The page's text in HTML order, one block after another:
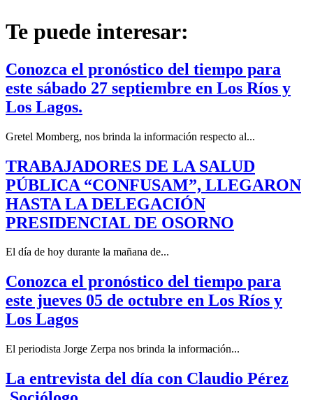
Te puede interesar:
Conozca el pronóstico del tiempo para
este sábado 27 septiembre en Los Ríos y
Los Lagos.
Gretel Momberg, nos brinda la información respecto al...
TRABAJADORES DE LA SALUD
PÚBLICA “CONFUSAM”, LLEGARON
HASTA LA DELEGACIÓN
PRESIDENCIAL DE OSORNO
El día de hoy durante la mañana de...
Conozca el pronóstico del tiempo para
este jueves 05 de octubre en Los Ríos y
Los Lagos
El periodista Jorge Zerpa nos brinda la información...
La entrevista del día con Claudio Pérez